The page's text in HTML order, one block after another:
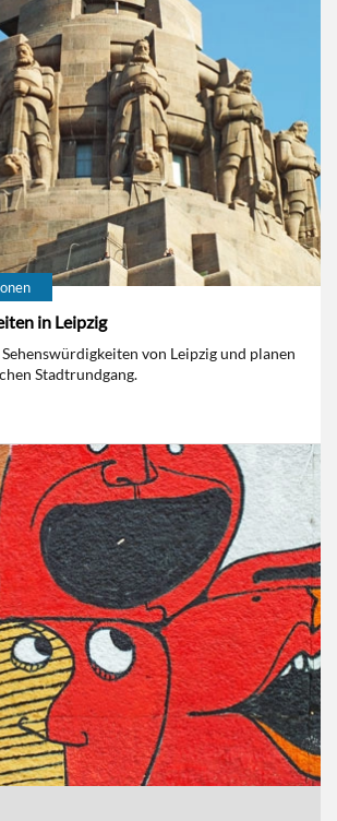
in Leipzig
von Leipzig und planen
Stadtrundgang.